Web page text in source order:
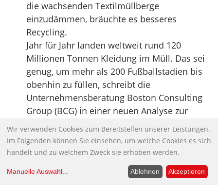
die wachsenden Textilmüllberge
einzudämmen, bräuchte es besseres
Recycling.
Jahr für Jahr landen weltweit rund 120
Millionen Tonnen Kleidung im Müll. Das sei
genug, um mehr als 200 Fußballstadien bis
obenhin zu füllen, schreibt die
Unternehmensberatung Boston Consulting
Group (BCG) in einer neuen Analyse zur
Textilwirtschaft.
Mögliche systematische Verbesserungen
könnten die Recyclingquote jedoch auf mehr
als 30 Prozent steigern und neue Fasern mit
einem Rohstoffwert von mehr als 50
Wir verwenden Cookies zum Bereitstellen unserer Leistungen.
Im Folgenden können Sie einsehen, um welche Cookies es sich
handelt und zu welchem Zweck sie erhoben werden.
Manuelle Auswahl... Ablehnen Akzeptieren